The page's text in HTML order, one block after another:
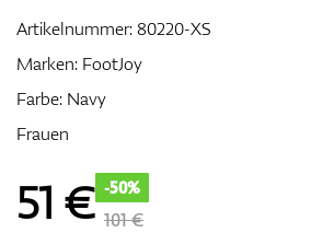
Entfernungsmesser & GPS
Artikelnummer:80220-XS
Marken: FootJoy
Farbe: Navy
Frauen
51 € -50%
101 €